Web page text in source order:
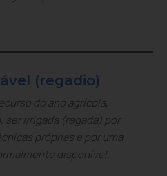
(regadio)
do ano agrícola,
ser irrigada (regada) por
próprias e por uma
disponível.